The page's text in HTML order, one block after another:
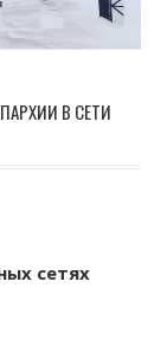
В СЕТИ
сетях